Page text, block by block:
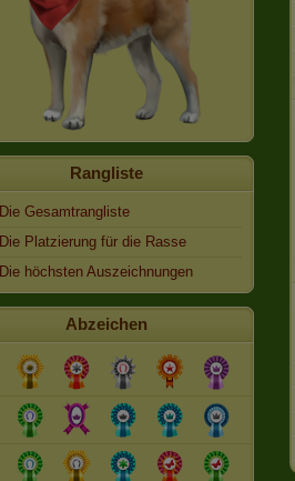
Rangliste
Die Gesamtrangliste
Die Platzierung für die Rasse
Die höchsten Auszeichnungen
Abzeichen